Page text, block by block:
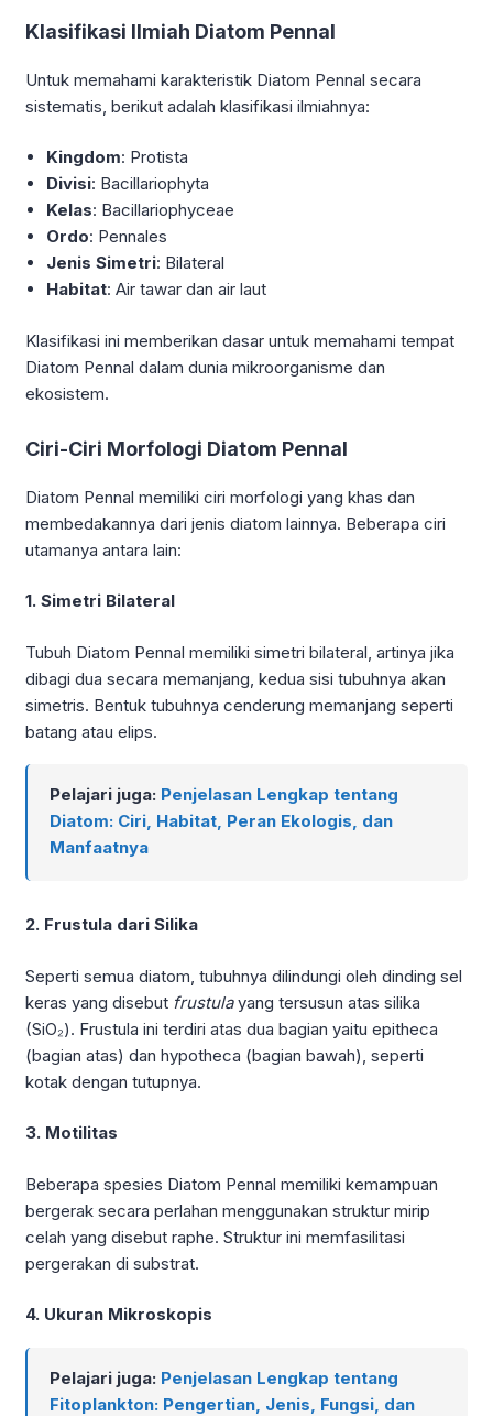
Klasifikasi Ilmiah Diatom Pennal
Untuk memahami karakteristik Diatom Pennal secara
sistematis, berikut adalah klasifikasi ilmiahnya:
Kingdom: Protista
Divisi: Bacillariophyta
Kelas: Bacillariophyceae
Ordo: Pennales
Jenis Simetri: Bilateral
Habitat: Air tawar dan air laut
Klasifikasi ini memberikan dasar untuk memahami tempat
Diatom Pennal dalam dunia mikroorganisme dan
ekosistem.
Ciri-Ciri Morfologi Diatom Pennal
Diatom Pennal memiliki ciri morfologi yang khas dan
membedakannya dari jenis diatom lainnya. Beberapa ciri
utamanya antara lain:
1. Simetri Bilateral
Tubuh Diatom Pennal memiliki simetri bilateral, artinya jika
dibagi dua secara memanjang, kedua sisi tubuhnya akan
simetris. Bentuk tubuhnya cenderung memanjang seperti
batang atau elips.
Pelajari juga: Penjelasan Lengkap tentang
Diatom: Ciri, Habitat, Peran Ekologis, dan
Manfaatnya
2. Frustula dari Silika
Seperti semua diatom, tubuhnya dilindungi oleh dinding sel
keras yang disebut frustulayang tersusun atas silika
(SiO₂). Frustula ini terdiri atas dua bagian yaitu epitheca
(bagian atas) dan hypotheca (bagian bawah), seperti
kotak dengan tutupnya.
3. Motilitas
Beberapa spesies Diatom Pennal memiliki kemampuan
bergerak secara perlahan menggunakan struktur mirip
celah yang disebut raphe. Struktur ini memfasilitasi
pergerakan di substrat.
4. Ukuran Mikroskopis
Pelajari juga: Penjelasan Lengkap tentang
Fitoplankton: Pengertian, Jenis, Fungsi, dan